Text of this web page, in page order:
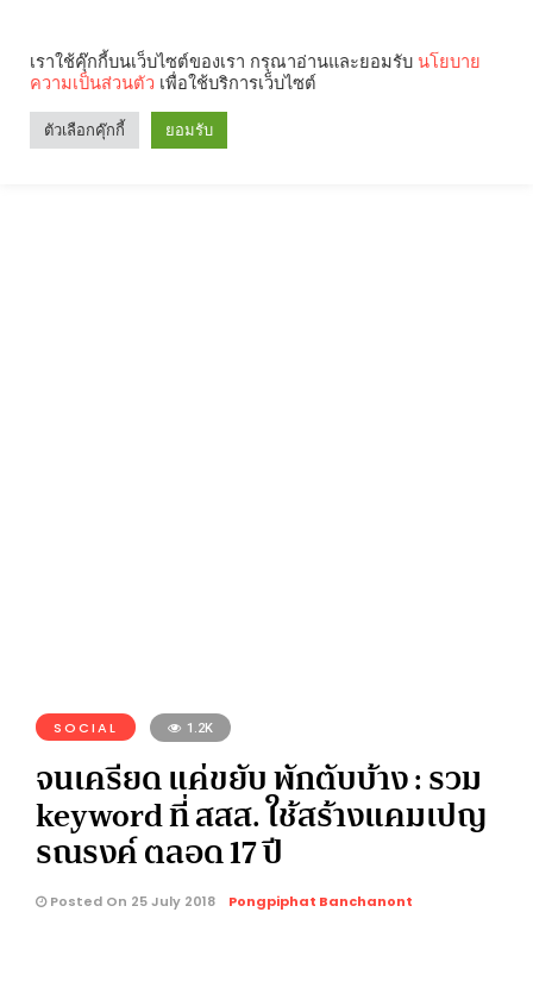
SOCIAL 1.2K
จนเครียด แค่ขยับ พักตับบ้าง : รวม
keyword ที่ สสส. ใช้สร้างแคมเปญ
รณรงค์ ตลอด 17 ปี
Posted On 25 July 2018 Pongpiphat Banchanont
เราใช้คุ๊กกี้บนเว็บไซต์ของเรา กรุณาอ่านและยอมรับ นโยบาย
ความเป็นส่วนตัว เพื่อใช้บริการเว็บไซต์
ตัวเลือกคุ๊กกี้ ยอมรับ